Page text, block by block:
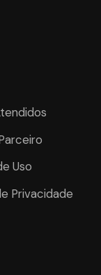
Uso
Privacidade